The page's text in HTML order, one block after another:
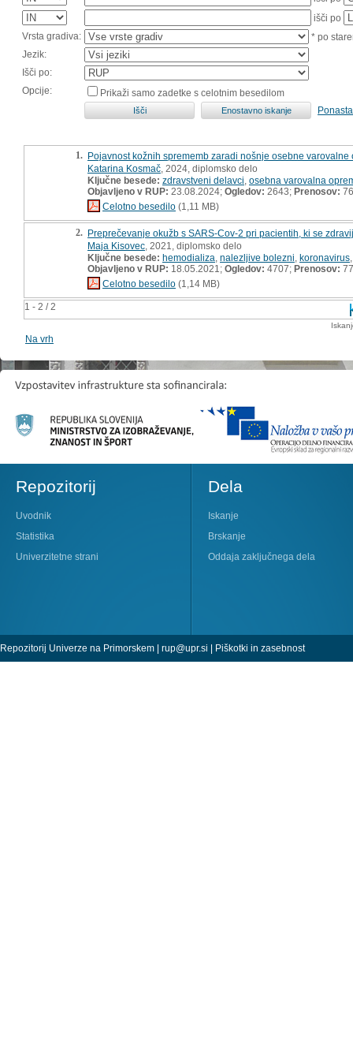
išči po
Vrsta gradiva:
* po
Jezik:
Išči po:
Opcije:
Prikaži samo zadetke s celotnim besedilom
1 - 2 / 2
1. Pojavnost kožnih sprememb zaradi nošnje osebne
Katarina Kosmač , 2024, diplomsko delo
Ključne besede: zdravstveni delavci osebna varovalna
Objavljeno v RUP: 23.08.2024; Ogledov: 2643; Prenosov: 76
Celotno besedilo (1,11 MB)
2. Preprečevanje okužb s SARS-Cov-2 pri pacientih, ki se
Maja Kisovec , 2021, diplomsko delo
Ključne besede: hemodializa nalezljive bolezni koronavirus
Objavljeno v RUP: 18.05.2021; Ogledov: 4707; Prenosov: 77
Celotno besedilo (1,14 MB)
Na vrh
Repozitorij
Uvodnik
Statistika
Univerzitetne strani
Dela
Iskanje
Brskanje
Oddaja zaključnega dela
Repozitorij Univerze na Primorskem | rup@upr.si | Piškotki in zasebnost